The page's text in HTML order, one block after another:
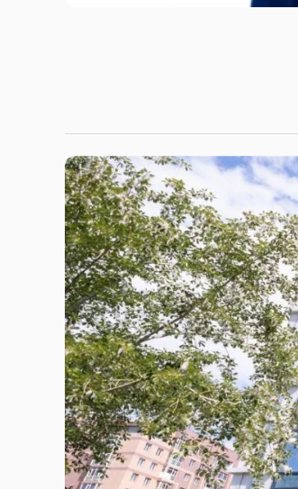
Хөгжлийг дан ганц эдийн засгийн
дижитал шилжилт, ногоон
хэмжихийг зорьж байна
Монгол Улсын Ерөнхий сайд Н.Учрал
байдлын яриа хэлэлцээ-2026” олон